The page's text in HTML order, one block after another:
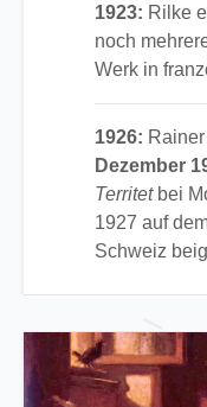
1923: Rilke
noch
Werk in
1926:
Dezember
Territetbei
1927 auf
Schweiz